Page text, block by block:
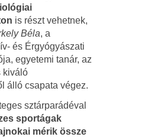
is részt vehetnek,
Béla, a
és Érgyógyászati
egyetemi tanár, az
kiváló
álló csapata végez.
sztárparádéval
sportágak
mérik össze